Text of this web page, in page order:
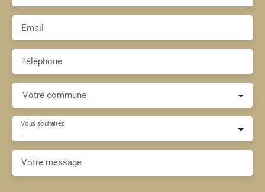
Email
Téléphone
Votre commune
-
Vous souhaitez
Votre message